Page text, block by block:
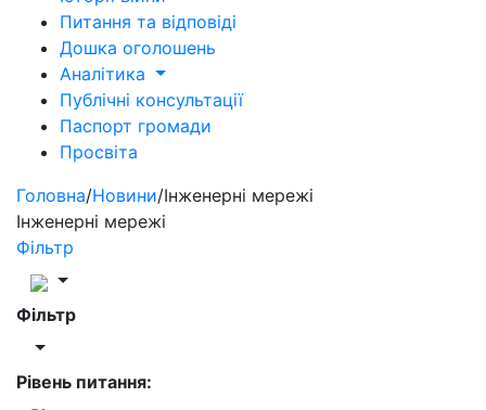
Питання та відповіді
Дошка оголошень
Аналітика
Публічні консультації
Паспорт громади
Просвіта
Головна/Новини/Інженерні мережі
Інженерні мережі
Фільтр
Фільтр
Рівень питання: